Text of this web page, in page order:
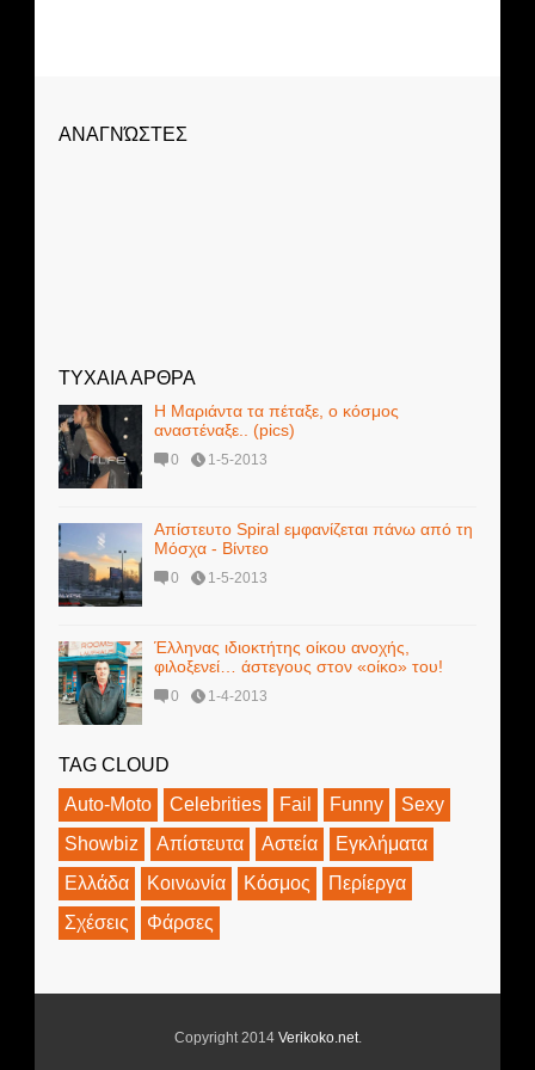
ΑΝΑΓΝΏΣΤΕΣ
ΤΥΧΑΙΑ ΑΡΘΡΑ
Η Mαριάντα τα πέταξε, ο κόσμος
αναστέναξε.. (pics)
0 1-5-2013
Απίστευτο Spiral εμφανίζεται πάνω από τη
Μόσχα - Βίντεο
0 1-5-2013
Έλληνας ιδιοκτήτης οίκου ανοχής,
φιλοξενεί… άστεγους στον «οίκο» του!
0 1-4-2013
TAG CLOUD
Auto-Moto
Celebrities Fail Funny
Sexy
Showbiz
Απίστευτα Αστεία
Εγκλήματα
Ελλάδα
Κοινωνία Κόσμος
Περίεργα
Σχέσεις
Φάρσες
Copyright 2014 Verikoko.net.